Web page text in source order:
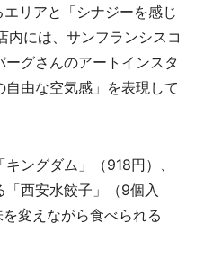
リアと「シナジーを感じ
内には、サンフランシスコ
グさんのアートインスタ
由な空気感」を表現して
ングダム」（918円）、
西安水餃子」（9個入
変えながら食べられる